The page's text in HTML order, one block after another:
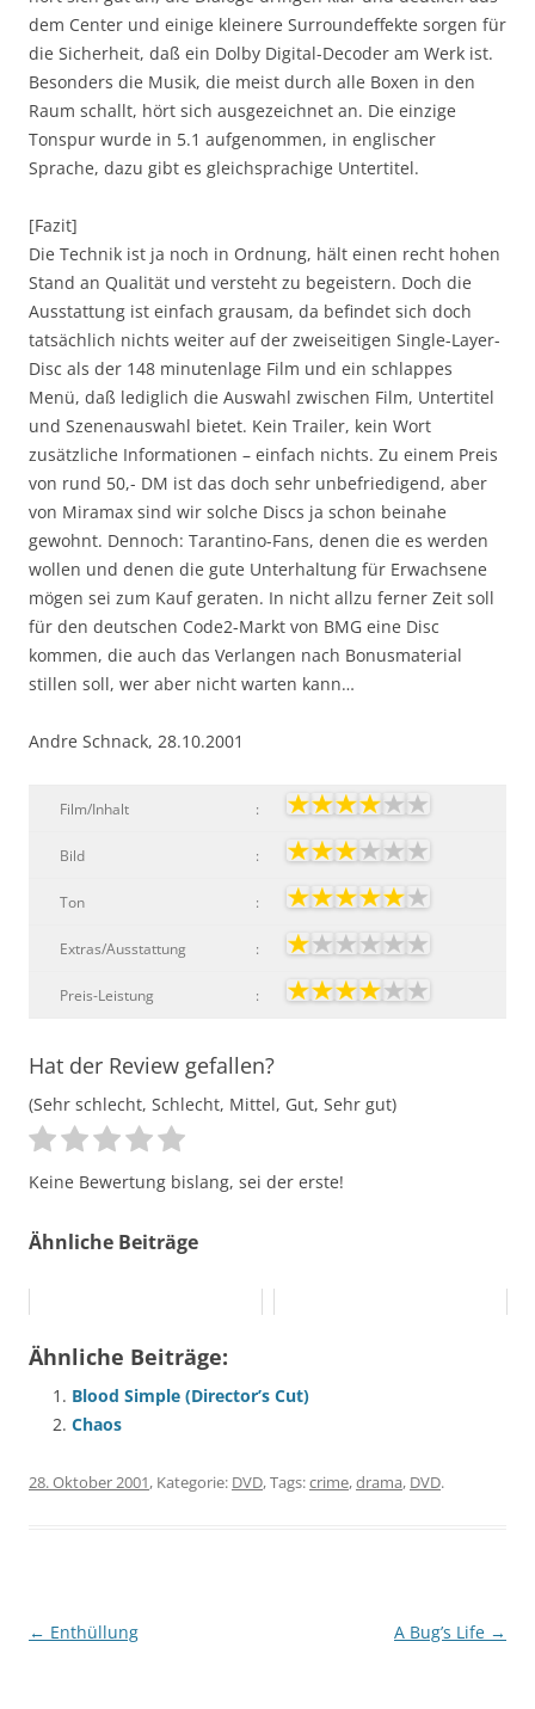
dem Center und einige kleinere Surroundeffekte sorgen für
die Sicherheit, daß ein Dolby Digital-Decoder am Werk ist.
Besonders die Musik, die meist durch alle Boxen in den
Raum schallt, hört sich ausgezeichnet an. Die einzige
Tonspur wurde in 5.1 aufgenommen, in englischer
Sprache, dazu gibt es gleichsprachige Untertitel.
[Fazit]
Die Technik ist ja noch in Ordnung, hält einen recht hohen
Stand an Qualität und versteht zu begeistern. Doch die
Ausstattung ist einfach grausam, da befindet sich doch
tatsächlich nichts weiter auf der zweiseitigen Single-Layer-
Disc als der 148 minutenlage Film und ein schlappes
Menü, daß lediglich die Auswahl zwischen Film, Untertitel
und Szenenauswahl bietet. Kein Trailer, kein Wort
zusätzliche Informationen – einfach nichts. Zu einem Preis
von rund 50,- DM ist das doch sehr unbefriedigend, aber
von Miramax sind wir solche Discs ja schon beinahe
gewohnt. Dennoch: Tarantino-Fans, denen die es werden
wollen und denen die gute Unterhaltung für Erwachsene
mögen sei zum Kauf geraten. In nicht allzu ferner Zeit soll
für den deutschen Code2-Markt von BMG eine Disc
kommen, die auch das Verlangen nach Bonusmaterial
stillen soll, wer aber nicht warten kann…
Andre Schnack, 28.10.2001
Film/Inhalt :
Bild :
Ton :
Extras/Ausstattung :
Preis-Leistung :
Hat der Review gefallen?
(Sehr schlecht, Schlecht, Mittel, Gut, Sehr gut)
Keine Bewertung bislang, sei der erste!
Ähnliche Beiträge
Ähnliche Beiträge:
Blood Simple (Director’s Cut)
Chaos
28. Oktober 2001, Kategorie: DVD, Tags:crime,drama, DVD.
Beitragsnavigation
← Enthüllung A Bug’s Life →